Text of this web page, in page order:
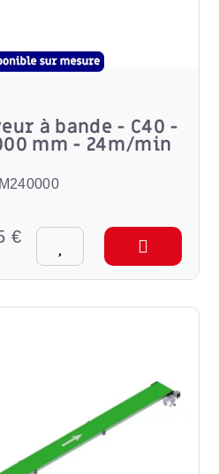
à bande - C40 -
mm - 24m/min
€